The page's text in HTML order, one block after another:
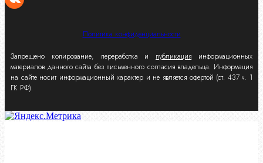
Политика конфиденциальности
Запрещено копирование, переработка и публикация информационных
материалов данного сайта без письменного согласия владельца. Информация
на сайте носит информационный характер и не является офертой (ст. 437 ч. 1
ГК РФ).